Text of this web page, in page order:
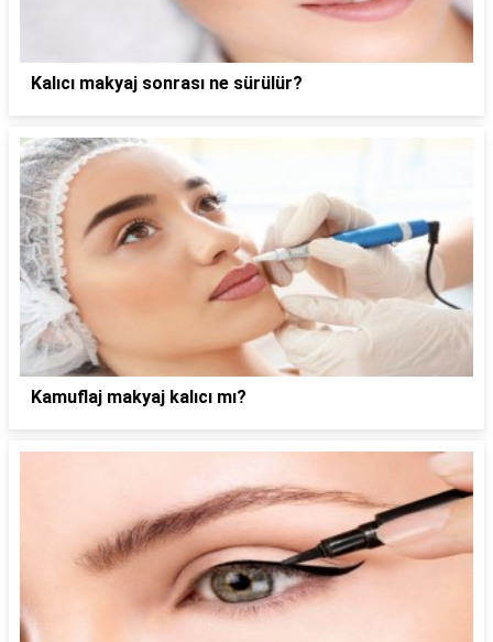
Kalıcı makyaj sonrası ne sürülür?
Kamuflaj makyaj kalıcı mı?